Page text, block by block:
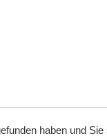
haben und